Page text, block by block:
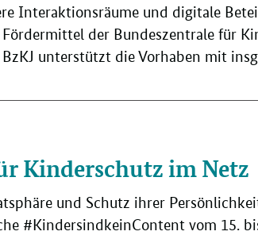
Interaktionsräume und digitale
der Bundeszentrale für
unterstützt die Vorhaben mit
Kinderschutz im Netz
und Schutz ihrer
#KindersindkeinContent vom 15.